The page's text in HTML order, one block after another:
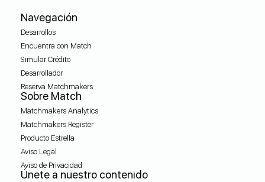
Navegación
Desarrollos
Encuentra con Match
Simular Crédito
Desarrollador
Reserva Matchmakers
Sobre Match
Matchmakers Analytics
Matchmakers Register
Producto Estrella
Aviso Legal
Aviso de Privacidad
Únete a nuestro contenido